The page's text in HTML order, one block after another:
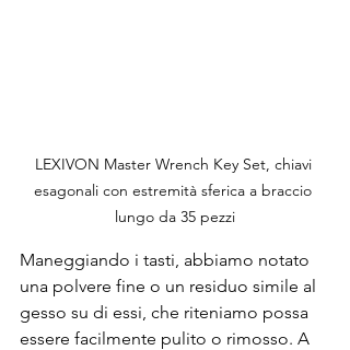
LEXIVON Master Wrench Key Set, chiavi
esagonali con estremità sferica a braccio
lungo da 35 pezzi
Maneggiando i tasti, abbiamo notato
una polvere fine o un residuo simile al
gesso su di essi, che riteniamo possa
essere facilmente pulito o rimosso. A